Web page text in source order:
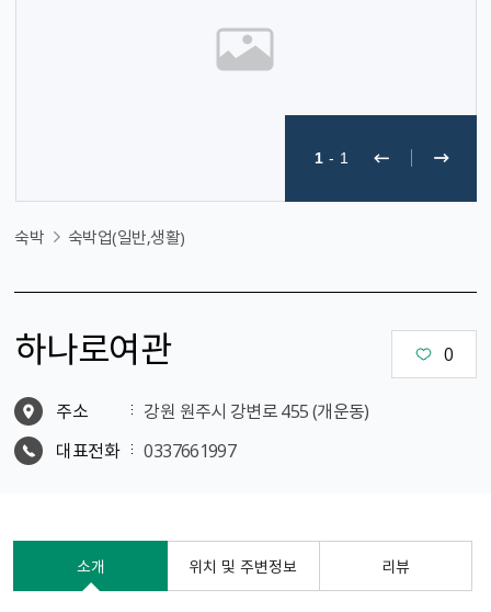
1 - 1
숙박 숙박업(일반,생활)
하나로여관 0
주소
강원 원주시 강변로 455 (개운동)
대표전화
0337661997
소개 위치 및 주변정보 리뷰